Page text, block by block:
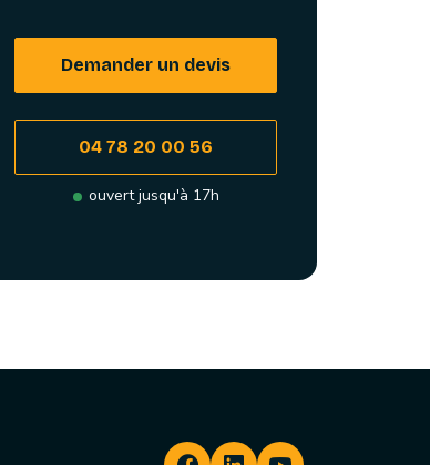
Demander un devis
04 78 20 00 56
ouvert jusqu'à 17h